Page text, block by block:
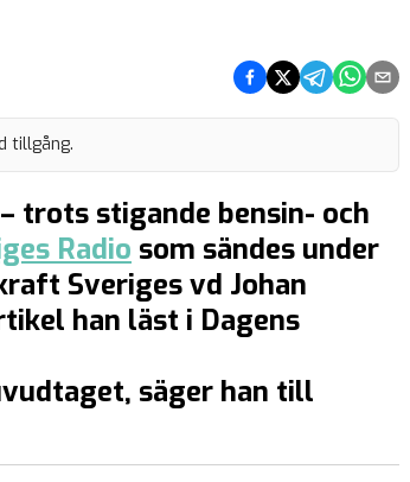
Dela på Facebook
Dela på Twitter
Dela påDela på
Dela
tillgång.
trots stigande bensin- och
Radio som sändes under
Sveriges vd Johan
han läst i Dagens
säger han till